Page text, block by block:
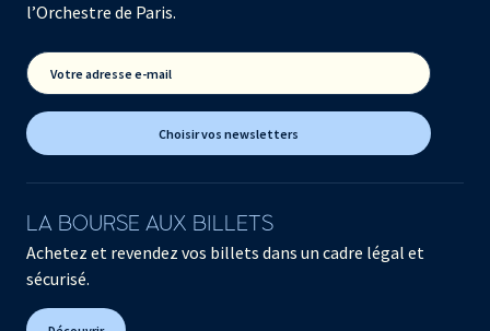
l’Orchestre de Paris.
Votre adresse e-mail
Choisir vos newsletters
LA BOURSE AUX BILLETS
Achetez et revendez vos billets dans un cadre légal et
sécurisé.